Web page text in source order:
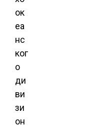
ок
еа
нс
ког
о
ди
ви
зи
он